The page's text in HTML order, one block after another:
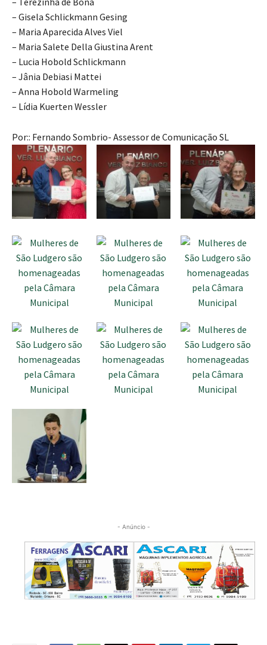
– Gisela Schlickmann Gesing
– Maria Aparecida Alves Viel
– Maria Salete Della Giustina Arent
– Lucia Hobold Schlickmann
– Jânia Debiasi Mattei
– Anna Hobold Warmeling
– Lídia Kuerten Wessler
Por:: Fernando Sombrio- Assessor de Comunicação SL
- Anúncio -